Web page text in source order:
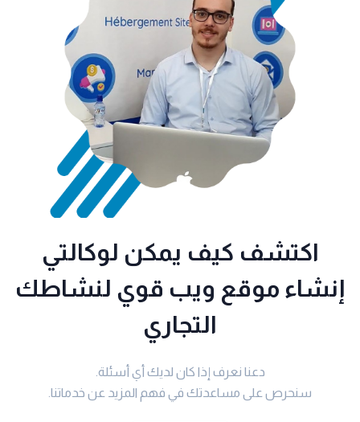
اكتشف كيف يمكن لوكالتي
إنشاء موقع ويب قوي لنشاطك
التجاري
دعنا نعرف إذا كان لديك أي أسئلة.
سنحرص على مساعدتك في فهم المزيد عن خدماتنا.